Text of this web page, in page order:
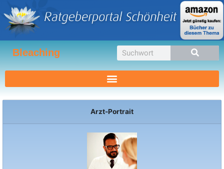
Inhalt
springen
Bleaching Suche
Arzt-Portrait